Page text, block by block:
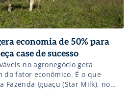
economia de 50% para
case de sucesso
no agronegócio gera
do fator econômico. É o que
Fazenda Iguaçu (Star Milk), no